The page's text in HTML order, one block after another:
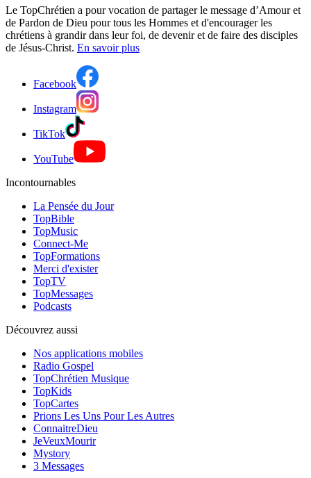
Le TopChrétien a pour vocation de partager le message d’Amour et
de Pardon de Dieu pour tous les Hommes et d'encourager les
chrétiens à grandir dans leur foi, de devenir et de faire des disciples
de Jésus-Christ. En savoir plus
Facebook
Instagram
TikTok
YouTube
Incontournables
La Pensée du Jour
TopBible
TopMusic
Connect-Me
TopFormations
Merci d'exister
TopTV
TopMessages
Podcasts
Découvrez aussi
Nos applications mobiles
Radio Gospel
TopChrétien Musique
TopKids
TopCartes
Prions Les Uns Pour Les Autres
ConnaitreDieu
JeVeuxMourir
Mystory
3 Messages